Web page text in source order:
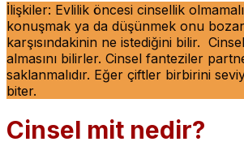
İlişkiler: Evlilik öncesi cinsellik
konuşmak ya da düşünmek onu
karşısındakinin ne istediğini bilir.
almasını bilirler. Cinsel fanteziler
saklanmalıdır. Eğer çiftler birbirini
biter.
Cinsel mit nedir?